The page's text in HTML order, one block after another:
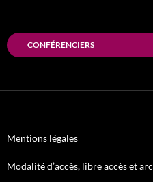
CONFÉRENCIERS
Mentions légales
Modalité d’accès, libre accès et